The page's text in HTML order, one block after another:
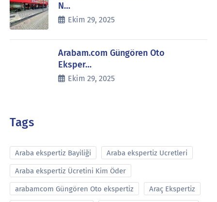
N…
Ekim 29, 2025
Arabam.com Güngören Oto
Eksper…
Ekim 29, 2025
Tags
Araba ekspertiz Bayiliği Araba ekspertiz Ucretleri
Araba ekspertiz Ücretini Kim Öder
arabamcom Güngören Oto ekspertiz Araç Ekspertiz